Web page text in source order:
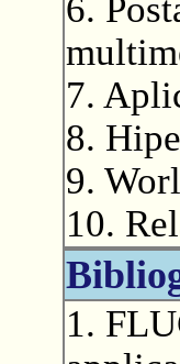
6.
7.
8.
9.
10.
1.